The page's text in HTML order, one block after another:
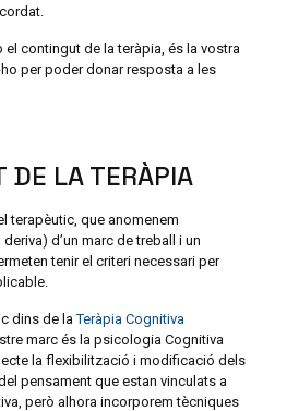
contingut de la teràpia, és la vostra
per poder donar resposta a les
DE LA TERÀPIA
terapèutic, que anomenem
d’un marc de treball i un
tenir el criteri necessari per
dins de laTeràpia Cognitiva
marc és la psicologia Cognitiva
la flexibilització i modificació dels
pensament que estan vinculats a
però alhora incorporem tècniques